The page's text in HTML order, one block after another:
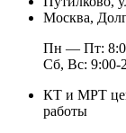
Москва,
Пн — Пт:
Сб, Вс: 9:00-
КТ и МРТ
работы